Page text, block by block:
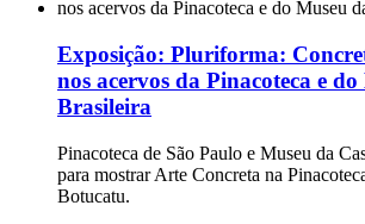
Exposição: Pluriforma:
nos acervos da Pinacoteca e
Brasileira
Pinacoteca de São Paulo e Museu da
para mostrar Arte Concreta na
Botucatu.